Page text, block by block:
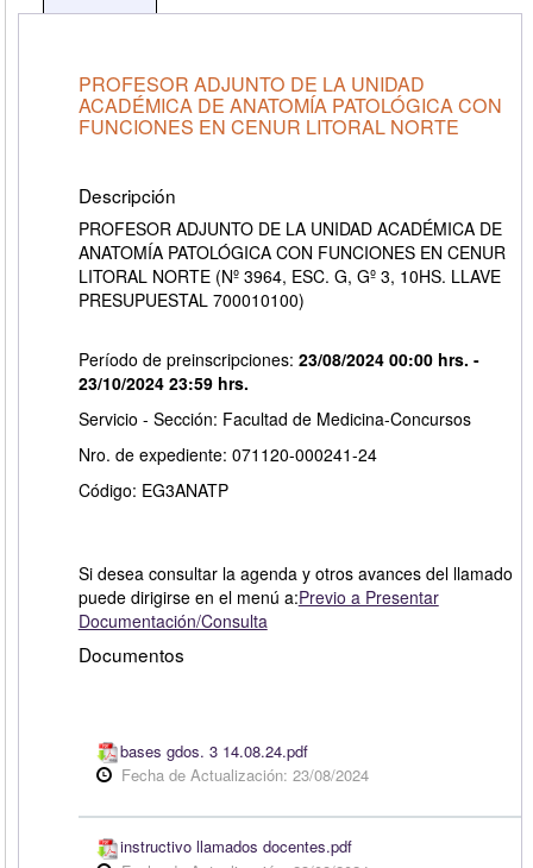
PROFESOR ADJUNTO DE LA UNIDAD
ACADÉMICA DE ANATOMÍA PATOLÓGICA CON
FUNCIONES EN CENUR LITORAL NORTE
Descripción
PROFESOR ADJUNTO DE LA UNIDAD ACADÉMICA DE
ANATOMÍA PATOLÓGICA CON FUNCIONES EN CENUR
LITORAL NORTE (Nº 3964, ESC. G, Gº 3, 10HS. LLAVE
PRESUPUESTAL 700010100)
Período de preinscripciones: 23/08/2024 00:00 hrs. -
23/10/2024 23:59 hrs.
Servicio - Sección: Facultad de Medicina-Concursos
Nro. de expediente: 071120-000241-24
Código: EG3ANATP
Si desea consultar la agenda y otros avances del llamado
puede dirigirse en el menú a:Previo a Presentar
Documentación/Consulta
Documentos
bases gdos. 3 14.08.24.pdf
Fecha de Actualización: 23/08/2024
instructivo llamados docentes.pdf